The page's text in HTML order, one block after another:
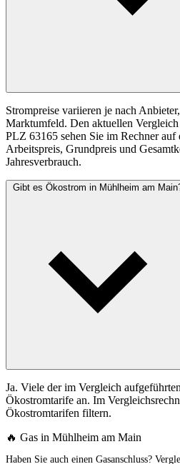
Strompreise variieren je nach
Marktumfeld. Den aktuellen
PLZ 63165 sehen Sie im Rechner auf
Arbeitspreis, Grundpreis und
Jahresverbrauch.
Gibt es Ökostrom in Mühlheim am
Ja. Viele der im Vergleich
Ökostromtarife an. Im
Ökostromtarifen filtern.
🔥 Gas in Mühlheim am Main
Haben Sie auch einen Gasanschluss?